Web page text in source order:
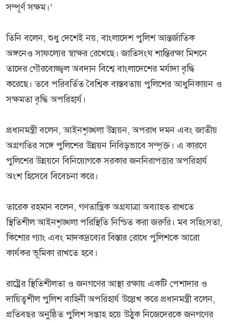
সম্পূর্ণ সক্ষম।’
তিনি বলেন, শুধু দেশেই নয়, বাংলাদেশ পুলিশ আন্তর্জাতিক
অঙ্গনেও সাফল্যের স্বাক্ষর রেখেছে। জাতিসংঘ শান্তিরক্ষা মিশনে
তাদের গৌরবোজ্জ্বল অবদান বিশ্বে বাংলাদেশের মর্যাদা বৃদ্ধি
করেছে। তবে পরিবর্তিত বৈশ্বিক বাস্তবতায় পুলিশের আধুনিকায়ন ও
সক্ষমতা বৃদ্ধি অপরিহার্য।
প্রধানমন্ত্রী বলেন, আইনশৃঙ্খলা উন্নয়ন, অপরাধ দমন এবং জাতীয়
অগ্রগতির সঙ্গে পুলিশের উন্নয়ন নিবিড়ভাবে সম্পৃক্ত। এ কারণে
পুলিশের উন্নয়নে বিনিয়োগকে সরকার জননিরাপত্তার অপরিহার্য
অংশ হিসেবে বিবেচনা করে।
তারেক রহমান বলেন, গণতান্ত্রিক অগ্রযাত্রা অব্যাহত রাখতে
স্থিতিশীল আইনশৃঙ্খলা পরিস্থিতি নিশ্চিত করা জরুরি। মব সহিংসতা,
কিশোর গ্যাং এবং মাদকদ্রব্যের বিস্তার রোধে পুলিশকে আরো
কার্যকর ভূমিকা রাখতে হবে।
রাষ্ট্রের স্থিতিশীলতা ও জনগণের আস্থা রক্ষায় একটি পেশাদার ও
দায়িত্বশীল পুলিশ বাহিনী অপরিহার্য উল্লেখ করে প্রধানমন্ত্রী বলেন,
প্রতিবছর অনুষ্ঠিত পুলিশ সপ্তাহ হয়ে উঠুক নিজেদেরকে জনগণের